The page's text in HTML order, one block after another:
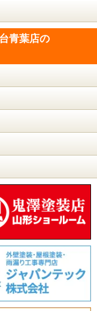
青葉店の